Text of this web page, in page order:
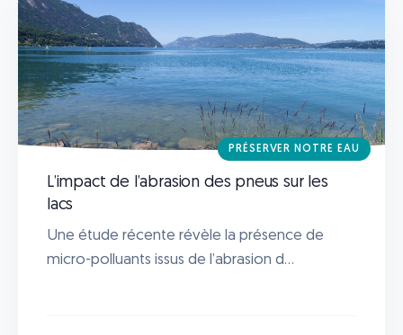
PRÉSERVER NOTRE EAU
L’impact de l’abrasion des pneus sur les
lacs
Une étude récente révèle la présence de
micro-polluants issus de l’abrasion d...